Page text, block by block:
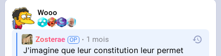
Wooo
Zosterae 1 mois
J'imagine que leur constitution leur permet